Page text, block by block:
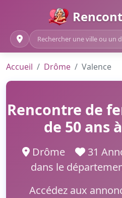
Accueil Drôme Valence
Rencontre de
de 50 ans
Drôme
31
dans le
Accédez aux